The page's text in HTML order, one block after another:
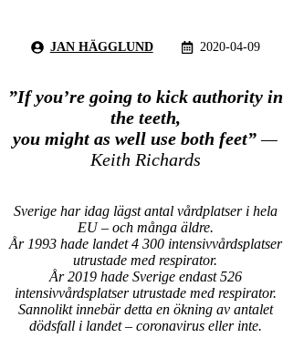
JAN HÄGGLUND 2020-04-09
”If you’re going to kick authority in
the teeth,
you might as well use both feet”—
Keith Richards
Sverige har idag lägst antal vårdplatser i hela
EU – och många äldre.
År 1993 hade landet 4 300 intensivvårdsplatser
utrustade med respirator.
År 2019 hade Sverige endast 526
intensivvårdsplatser utrustade med respirator.
Sannolikt innebär detta en ökning av antalet
dödsfall i landet – coronavirus eller inte.